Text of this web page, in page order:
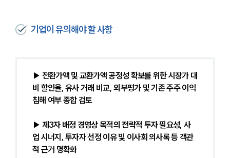
기업이 유의해야 할 사항
▶ 전환가액 및 교환가액 공정성 확보를 위한 시장가 대
비 할인율, 유사 거래 비교, 외부평가 및 기존 주주 이익
침해 여부 종합 검토
▶ 제3자 배정 경영상 목적의 전략적 투자 필요성, 사
업 시너지, 투자자 선정 이유 및 이사회 의사록 등 객관
적 근거 명확화